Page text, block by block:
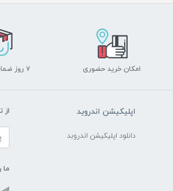
امکان خرید حضوری ۷ روز ضمانت بازگشت
اپلیکیشن اندروید
دانلود اپلیکیشن اندروبد
از
ما